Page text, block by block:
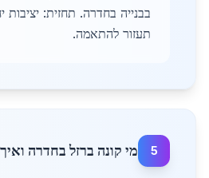
בבנייה בחדרה. תחזית:
תעזור להתאמה.
5 מי קונה ברזל בחדרה